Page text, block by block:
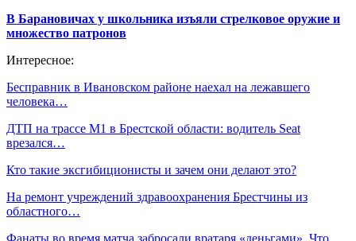
В Барановичах у школьника изъяли стрелковое оружие и
множество патронов
Интересное:
Бесправник в Ивановском районе наехал на лежавшего
человека…
ДТП на трассе М1 в Брестской области: водитель Seat
врезался…
Кто такие эксгибиционисты и зачем они делают это?
На ремонт учреждений здравоохранения Брестчины из
областного…